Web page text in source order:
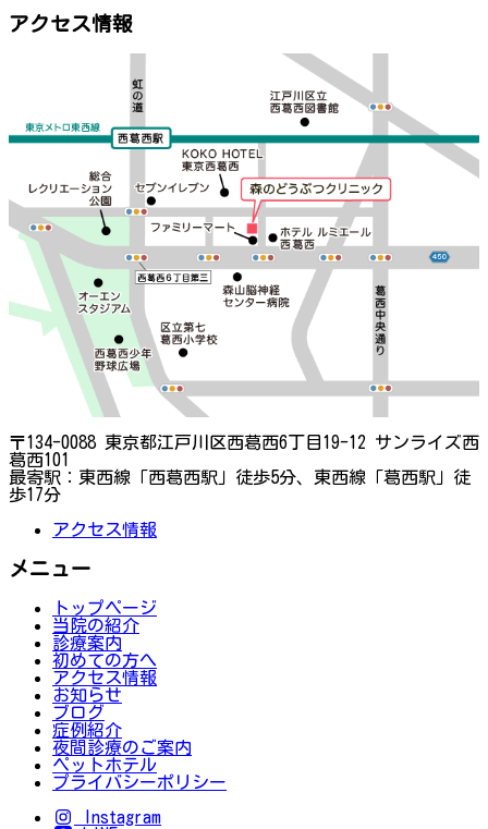
アクセス情報
〒134-0088 東京都江戸川区西葛西6丁目19-12 サンライズ西
葛西101
最寄駅：東西線「西葛西駅」徒歩5分、東西線「葛西駅」徒
歩17分
アクセス情報
メニュー
トップページ
当院の紹介
診療案内
初めての方へ
アクセス情報
お知らせ
ブログ
症例紹介
夜間診療のご案内
ペットホテル
プライバシーポリシー
Instagram